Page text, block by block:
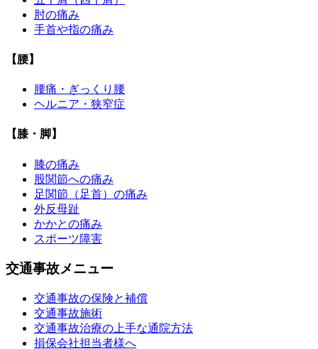
肘の痛み
手首や指の痛み
【腰】
腰痛・ぎっくり腰
ヘルニア・狭窄症
【膝・脚】
膝の痛み
股関節への痛み
足関節（足首）の痛み
外反母趾
かかとの痛み
スポーツ障害
交通事故メニュー
交通事故の保険と補償
交通事故施術
交通事故治療の上手な通院方法
損保会社担当者様へ